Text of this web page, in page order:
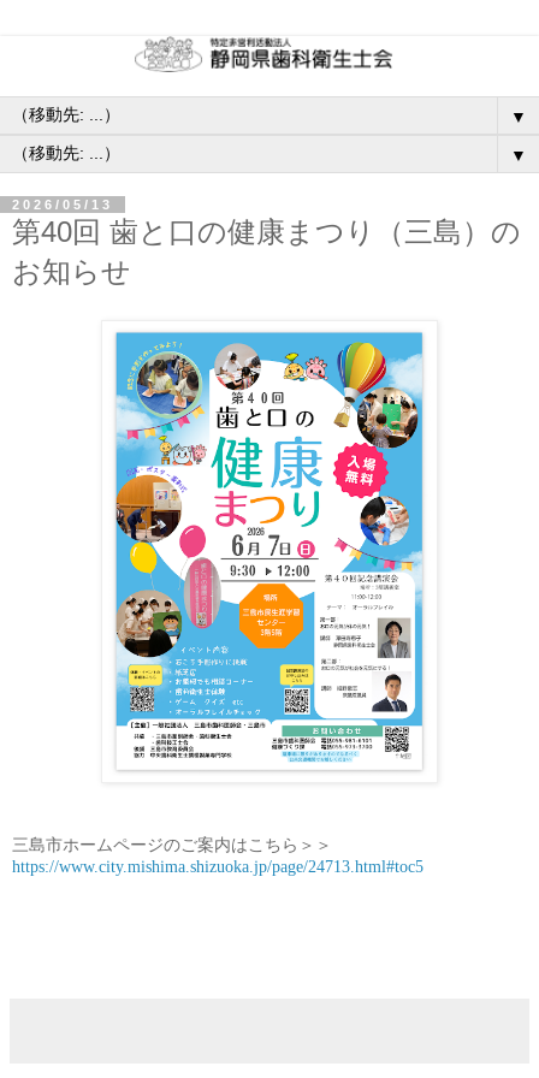
▼
▼
2026/05/13
第40回 歯と口の健康まつり（三島）の
お知らせ
三島市ホームページのご案内はこちら＞＞
https://www.city.mishima.shizuoka.jp/page/24713.html#toc5